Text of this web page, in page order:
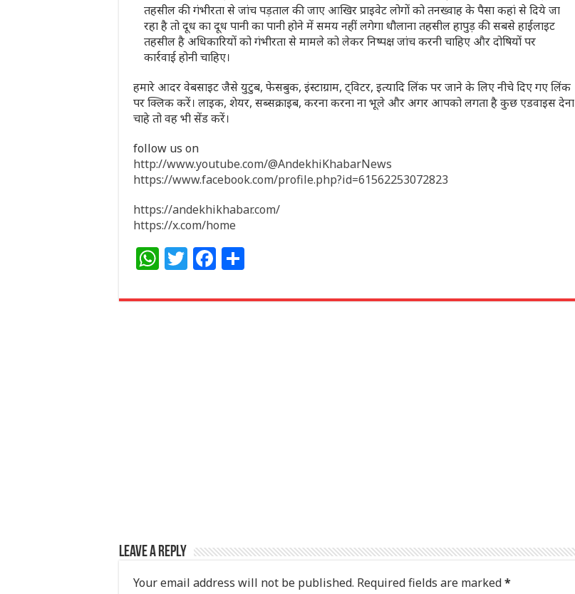
तहसील की गंभीरता से जांच पड़ताल की जाए आखिर प्राइवेट लोगों को तनख्वाह के पैसा कहां से दिये जा
रहा है तो दूध का दूध पानी का पानी होने में समय नहीं लगेगा धौलाना तहसील हापुड़ की सबसे हाईलाइट
तहसील है अधिकारियों को गंभीरता से मामले को लेकर निष्पक्ष जांच करनी चाहिए और दोषियों पर
कार्रवाई होनी चाहिए।
हमारे आदर वेबसाइट जैसे युटुब, फेसबुक, इंस्टाग्राम, ट्विटर, इत्यादि लिंक पर जाने के लिए नीचे दिए गए लिंक
पर क्लिक करें। लाइक, शेयर, सब्सक्राइब, करना करना ना भूले और अगर आपको लगता है कुछ एडवाइस देना
चाहे तो वह भी सेंड करें।
follow us on
http://www.youtube.com/@AndekhiKhabarNews
https://www.facebook.com/profile.php?id=61562253072823
https://andekhikhabar.com/
https://x.com/home
W
at
T
itt
F
c ar
Leave a Reply
Your email address will not be published. Required fields are marked*